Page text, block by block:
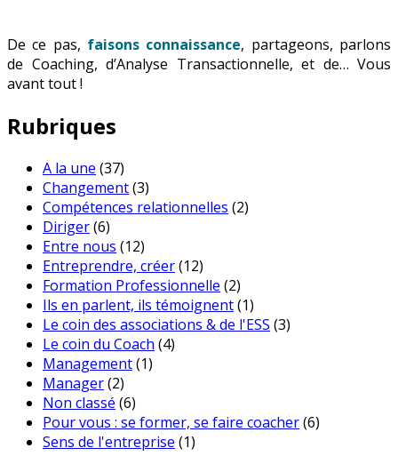
De ce pas, faisons connaissance, partageons, parlons
de Coaching, d’Analyse Transactionnelle, et de… Vous
avant tout !
Rubriques
A la une (37)
Changement(3)
Compétences relationnelles (2)
Diriger(6)
Entre nous (12)
Entreprendre, créer(12)
Formation Professionnelle (2)
Ils en parlent, ils témoignent(1)
Le coin des associations & de l'ESS (3)
Le coin du Coach (4)
Management(1)
Manager(2)
Non classé (6)
Pour vous : se former, se faire coacher(6)
Sens de l'entreprise (1)